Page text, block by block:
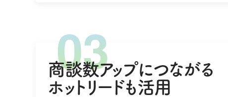
商談数アップにつながる
ホットリードも活用